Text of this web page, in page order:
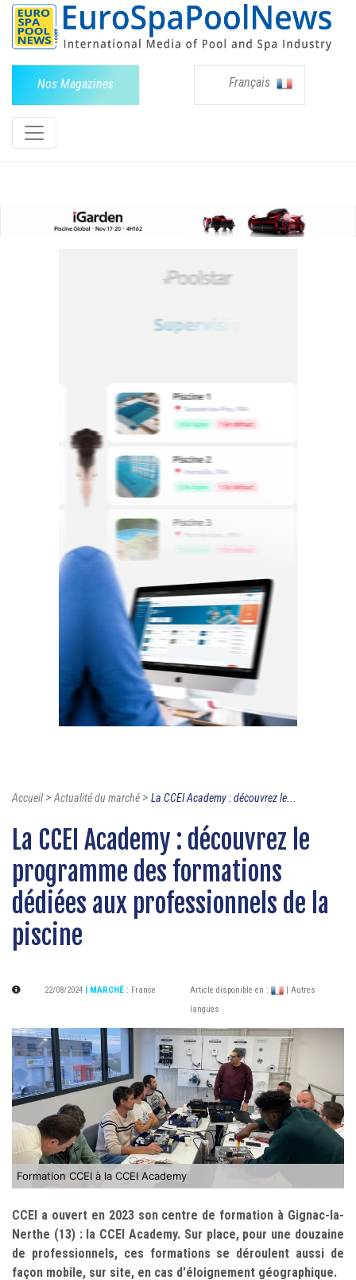
Nos Magazines Français
Accueil>Actualité du marché> La CCEI Academy : découvrez le...
La CCEI Academy : découvrez le
programme des formations
dédiées aux professionnels de la
piscine
22/08/2024 | MARCHÉ : France Article disponible en :
| Autres
langues
Formation CCEI à la CCEI Academy
CCEI a ouvert en 2023 son centre de formation à Gignac-la-
Nerthe (13) : la CCEI Academy. Sur place, pour une douzaine
de professionnels, ces formations se déroulent aussi de
façon mobile, sur site, en cas d'éloignement géographique.